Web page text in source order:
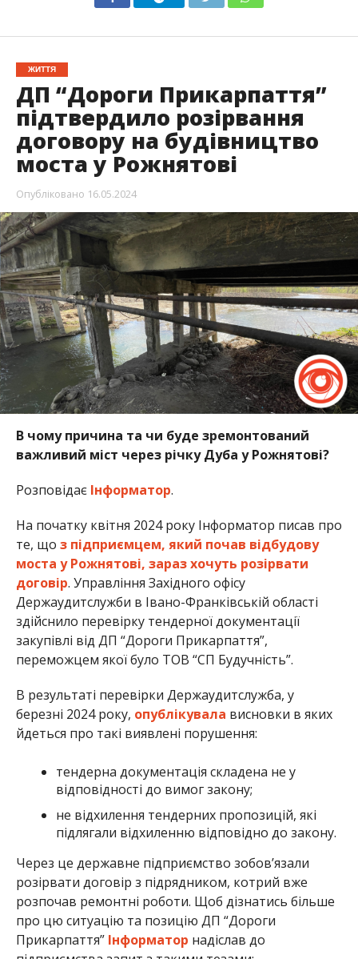
ЖИТТЯ
ДП “Дороги Прикарпаття”
підтвердило розірвання
договору на будівництво
моста у Рожнятові
Опубліковано 16.05.2024
В чому причина та чи буде зремонтований
важливий міст через річку Дуба у Рожнятові?
Розповідає Інформатор.
На початку квітня 2024 року Інформатор писав про
те, що з підприємцем, який почав відбудову
моста у Рожнятові, зараз хочуть розірвати
договір. Управління Західного офісу
Держаудитслужби в Івано-Франківській області
здійснило перевірку тендерної документації
закупівлі від ДП “Дороги Прикарпаття”,
переможцем якої було ТОВ “СП Будучність”.
В результаті перевірки Держаудитслужба, у
березні 2024 року, опублікувала висновки в яких
йдеться про такі виявлені порушення:
тендерна документація складена не у
відповідності до вимог закону;
не відхилення тендерних пропозицій, які
підлягали відхиленню відповідно до закону.
Через це державне підприємство зобов’язали
розірвати договір з підрядником, котрий вже
розпочав ремонтні роботи. Щоб дізнатись більше
про цю ситуацію та позицію ДП “Дороги
Прикарпаття” Інформатор надіслав до